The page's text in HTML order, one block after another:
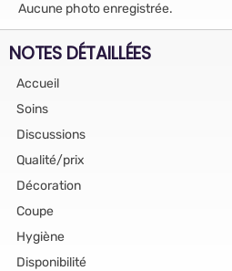
Aucune photo enregistrée.
NOTES DÉTAILLÉES
Accueil
Soins
Discussions
Qualité/prix
Décoration
Coupe
Hygiène
Disponibilité